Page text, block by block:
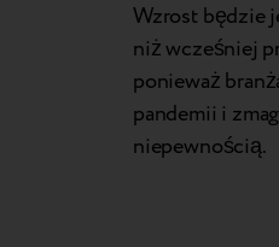
Wzrost będzie
niż wcześniej
ponieważ
pandemii i
niepewnością.